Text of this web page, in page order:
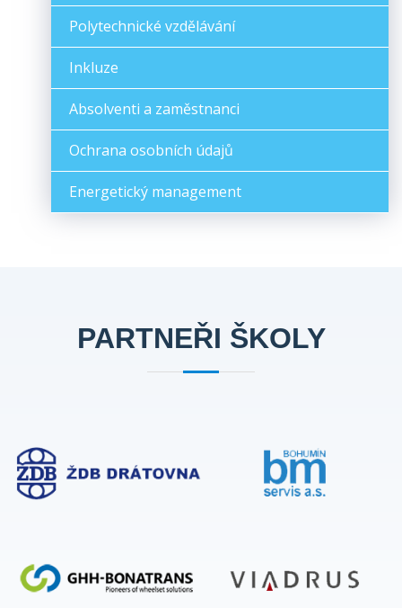
Polytechnické vzdělávání
Inkluze
Absolventi a zaměstnanci
Ochrana osobních údajů
Energetický management
PARTNEŘI ŠKOLY